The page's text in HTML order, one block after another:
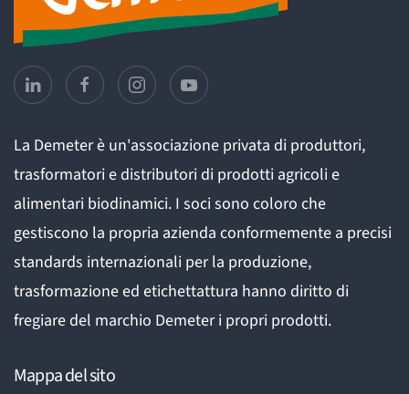
La Demeter è un'associazione privata di produttori,
trasformatori e distributori di prodotti agricoli e
alimentari biodinamici. I soci sono coloro che
gestiscono la propria azienda conformemente a precisi
standards internazionali per la produzione,
trasformazione ed etichettattura hanno diritto di
fregiare del marchio Demeter i propri prodotti.
Mappa del sito